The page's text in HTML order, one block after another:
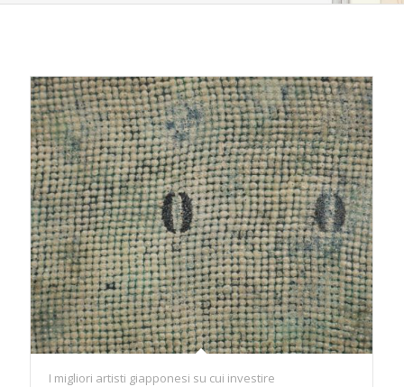
I migliori artisti giapponesi su cui investire